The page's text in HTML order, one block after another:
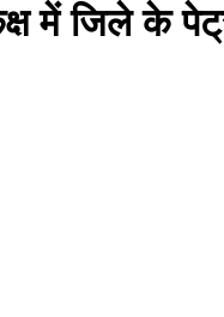
जिले के